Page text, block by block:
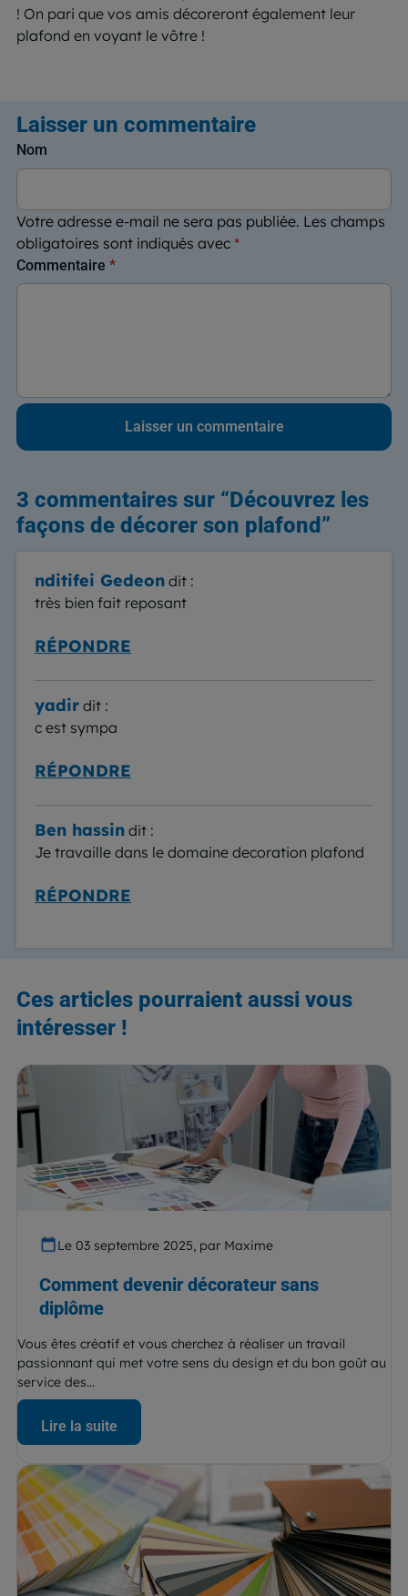
! On pari que vos amis décoreront également leur
plafond en voyant le vôtre !
Laisser un commentaire
Votre adresse e-mail ne sera pas publiée. Les champs
obligatoires sont indiqués avec *
Nom
Commentaire *
3 commentaires sur “Découvrez les
façons de décorer son plafond”
nditifei Gedeon dit :
très bien fait reposant
RÉPONDRE
yadir dit :
c est sympa
RÉPONDRE
Ben hassin dit :
Je travaille dans le domaine decoration plafond
RÉPONDRE
Ces articles pourraient aussi vous
intéresser !
Le 03 septembre 2025, par Maxime
Comment devenir décorateur sans
diplôme
Vous êtes créatif et vous cherchez à réaliser un travail
passionnant qui met votre sens du design et du bon goût au
service des...
Lire la suite